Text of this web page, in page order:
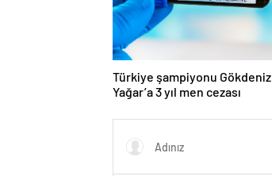
Türkiye şampiyonu Gökdeniz
Yağar’a 3 yıl men cezası